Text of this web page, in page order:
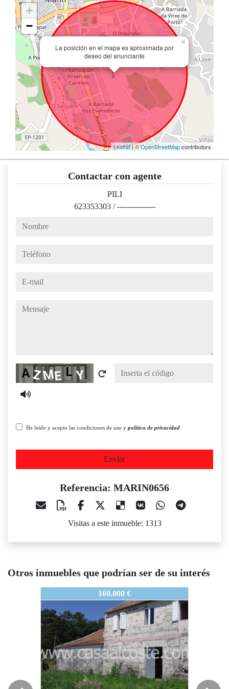
La posición en el mapa es aproximada por
deseo del anunciante
×
+
−
Leaflet| ©OpenStreetMapcontributors
Contactar con agente
PILI
623353303 /---------------
nombre
teléfono
e-mail
mensaje
Captcha
He leído y acepto las condiciones de uso y política de privacidad
Enviar
Referencia: MARIN0656
Visitas a este inmueble: 1313
Otros inmuebles que podrían ser de su interés
MARIN0656 318.000 €